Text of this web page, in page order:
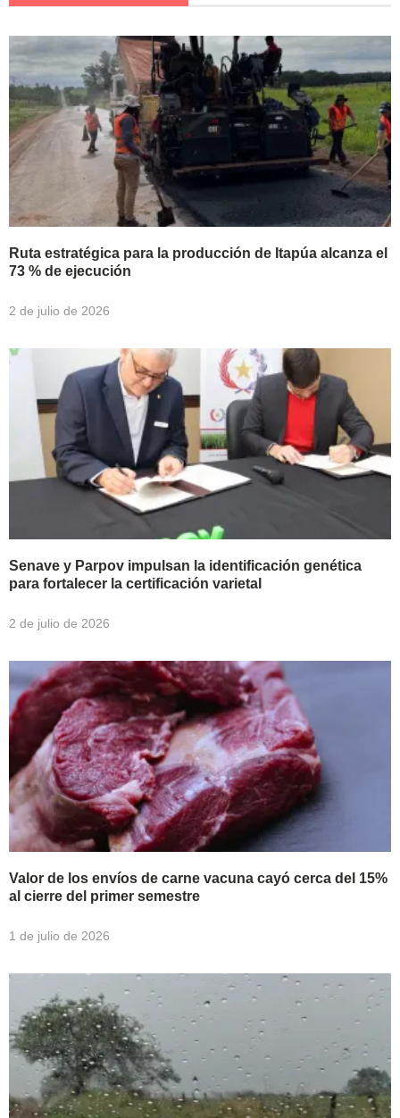
Ruta estratégica para la producción de Itapúa alcanza el
73 % de ejecución
2 de julio de 2026
Senave y Parpov impulsan la identificación genética
para fortalecer la certificación varietal
2 de julio de 2026
Valor de los envíos de carne vacuna cayó cerca del 15%
al cierre del primer semestre
1 de julio de 2026